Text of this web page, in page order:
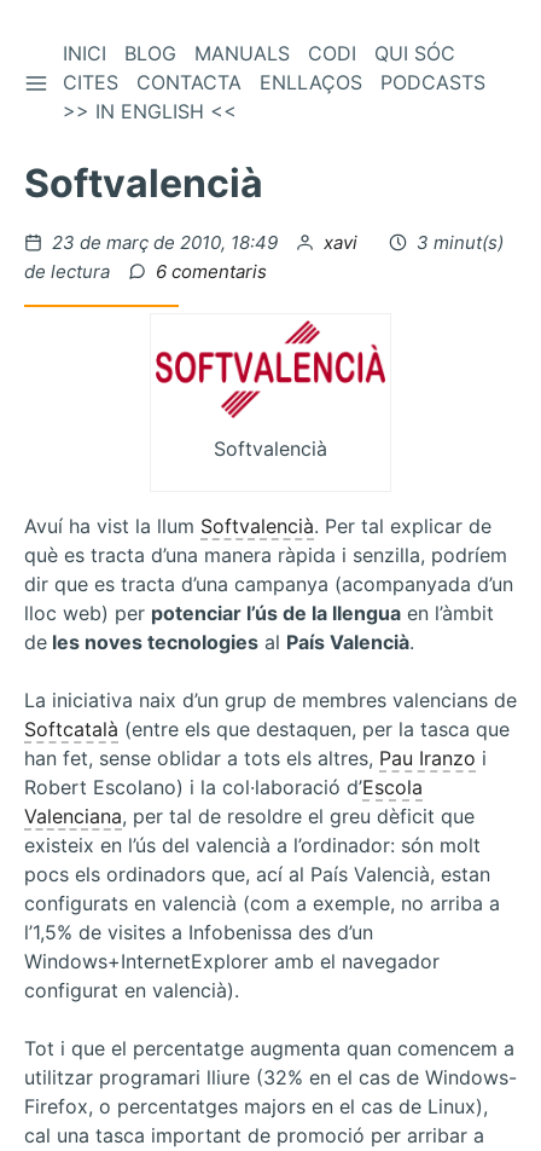
contingut
BARRA LATERAL
INICI BLOG MANUALS CODI
QUI SÓC
CITES
CONTACTA ENLLAÇOS
PODCASTS
>> IN ENGLISH <<
Softvalencià
Publicat
el
23 de març de 2010, 18:49 per
xavi
3 minut(s)
de lectura
6 comentaris
Softvalencià
Avuí ha vist la llum Softvalencià. Per tal explicar de
què es tracta d’una manera ràpida i senzilla, podríem
dir que es tracta d’una campanya (acompanyada d’un
lloc web) per potenciar l’ús de la llengua en l’àmbit
de les noves tecnologies al País Valencià.
La iniciativa naix d’un grup de membres valencians de
Softcatalà (entre els que destaquen, per la tasca que
han fet, sense oblidar a tots els altres, Pau Iranzo i
Robert Escolano) i la col·laboració d’Escola
Valenciana, per tal de resoldre el greu dèficit que
existeix en l’ús del valencià a l’ordinador: són molt
pocs els ordinadors que, ací al País Valencià, estan
configurats en valencià (com a exemple, no arriba a
l’1,5% de visites a Infobenissa des d’un
Windows+InternetExplorer amb el navegador
configurat en valencià).
Tot i que el percentatge augmenta quan comencem a
utilitzar programari lliure (32% en el cas de Windows-
Firefox, o percentatges majors en el cas de Linux),
cal una tasca important de promoció per arribar a